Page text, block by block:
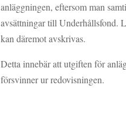
anläggningen, eftersom man
avsättningar till Underhållsfond.
kan däremot avskrivas.
Detta innebär att utgiften för
försvinner ur redovisningen.